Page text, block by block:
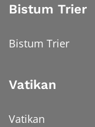
Bistum Trier
Bistum Trier
Vatikan
Vatikan